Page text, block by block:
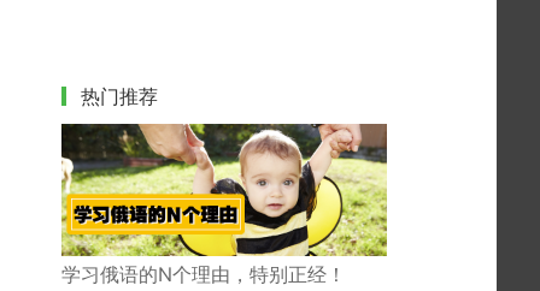
热门推荐
学习俄语的N个理由，特别正经！